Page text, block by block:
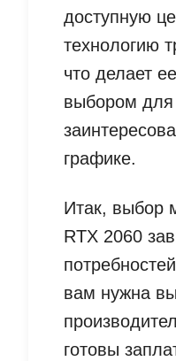
доступную
технологию
что делает
выбором для
графике.
Итак, выбор
RTX 2060
вам нужна
готовы